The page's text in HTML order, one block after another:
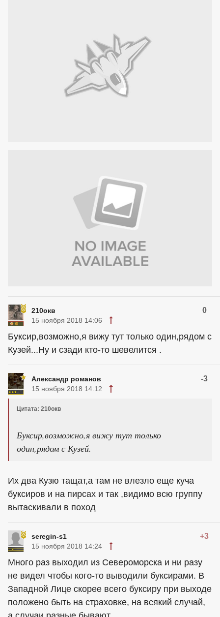
210окв 0
15 ноября 2018 14:06
Буксир,возможно,я вижу тут только один,рядом с
Кузей...Ну и сзади кто-то шевелится .
Александр романов -3
15 ноября 2018 14:12
Цитата: 210окв
Буксир,возможно,я вижу тут только
один,рядом с Кузей.
Их два Кузю тащат,а там не влезло еще куча
буксиров и на пирсах и так ,видимо всю группу
вытаскивали в поход
seregin-s1 +3
15 ноября 2018 14:24
Много раз выходил из Североморска и ни разу
не видел чтобы кого-то выводили буксирами. В
Западной Лице скорее всего буксиру при выходе
положено быть на страховке, на всякий случай,